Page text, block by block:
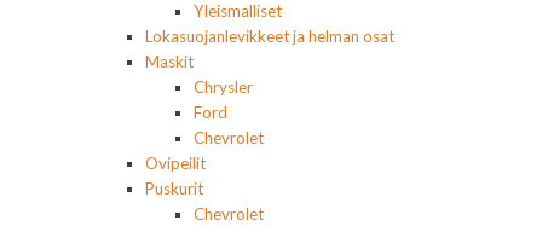
Yleismalliset
Lokasuojanlevikkeet ja helman osat
Maskit
Chrysler
Ford
Chevrolet
Ovipeilit
Puskurit
Chevrolet